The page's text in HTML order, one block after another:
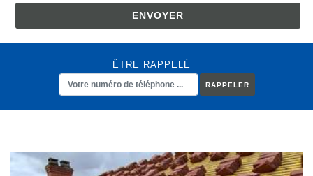
ÊTRE RAPPELÉ